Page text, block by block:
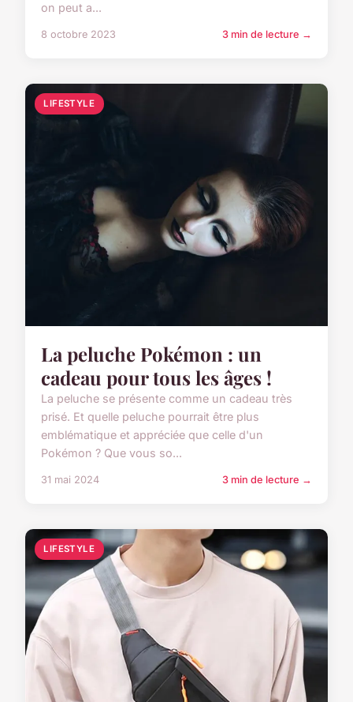
on peut a...
8 octobre 2023 3 min de lecture →
LIFESTYLE
La peluche Pokémon : un
cadeau pour tous les âges !
La peluche se présente comme un cadeau très
prisé. Et quelle peluche pourrait être plus
emblématique et appréciée que celle d'un
Pokémon ? Que vous so...
31 mai 2024 3 min de lecture →
LIFESTYLE